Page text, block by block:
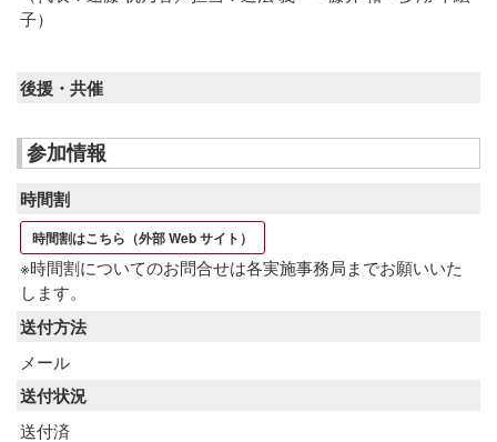
子）
後援・共催
参加情報
時間割
時間割はこちら（外部 Web サイト）
※時間割についてのお問合せは各実施事務局までお願いいた
します。
送付方法
メール
送付状況
送付済